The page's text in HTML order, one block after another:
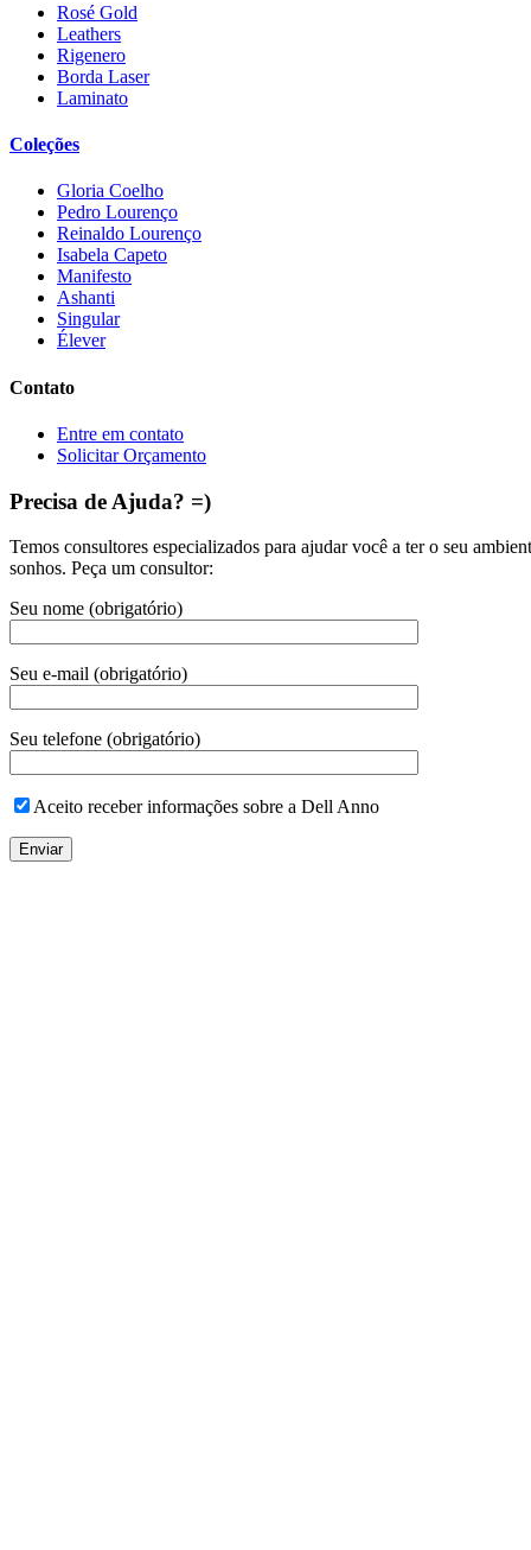
Rosé Gold
Leathers
Rigenero
Borda Laser
Laminato
Coleções
Gloria Coelho
Pedro Lourenço
Reinaldo Lourenço
Isabela Capeto
Manifesto
Ashanti
Singular
Élever
Contato
Entre em contato
Solicitar Orçamento
Precisa de Ajuda? =)
Temos consultores especializados para ajudar você a ter o seu
sonhos. Peça um consultor:
Seu nome (obrigatório)
Seu e-mail (obrigatório)
Seu telefone (obrigatório)
Aceito receber informações sobre a Dell Anno